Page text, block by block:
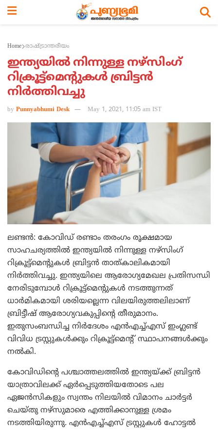
Home രാഷ്ട്രാന്തരീയം
ഇന്ത്യയില്‍ നിന്നുള്ള നഴ്‌സിംഗ്
റിക്രൂട്ട്‌മെന്റുകള്‍ ബ്രിട്ടന്‍
നിര്‍ത്തിവച്ചു
by Punnyabhumi Desk May 1, 2021, 11:05 am IST
ലണ്ടന്‍: കോവിഡ് രണ്ടാം തരംഗം രൂക്ഷമായ
സാഹചര്യത്തില്‍ ഇന്ത്യയില്‍ നിന്നുള്ള നഴ്‌സിംഗ്
റിക്രൂട്ട്‌മെന്റുകള്‍ ബ്രിട്ടന്‍ താത്കാലികമായി
നിര്‍ത്തിവച്ചു. ഇന്ത്യയിലെ ആരോഗ്യമേഖല പ്രതിസന്ധി
നേരിടുമ്പോള്‍ റിക്രൂട്ട്‌മെന്റുകള്‍ നടത്തുന്നത്
ധാര്‍മികമായി ശരിയല്ലെന്ന വിലയിരുത്തലിലാണ്
ബ്രിട്ടീഷ് ആരോഗ്യവകുപ്പിന്റെ തീരുമാനം.
ഇതുസംബന്ധിച്ച നിര്‍ദേശം എന്‍എച്ച്എസ് ഇംഗ്ലണ്ട്
വിവിധ ട്രസ്റ്റുകള്‍ക്കും റിക്രൂട്ട്‌മെന്റ് സ്ഥാപനങ്ങള്‍ക്കും
നല്‍കി.
കോവിഡിന്റെ പശ്ചാത്തലത്തില്‍ ഇന്ത്യയ്ക്ക് ബ്രിട്ടന്‍
യാത്രാവിലക്ക് ഏര്‍പ്പെടുത്തിയതോടെ പല
ഏജന്‍സികളും സ്വന്തം നിലയില്‍ വിമാനം ചാര്‍ട്ടര്‍
ചെയ്തു നഴ്‌സുമാരെ എത്തിക്കാനുള്ള ശ്രമം
നടത്തിയിരുന്നു. എന്‍എച്ച്എസ് ട്രസ്റ്റുകള്‍ ഹോട്ടല്‍